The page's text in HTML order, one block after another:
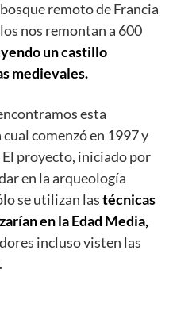
remoto de Francia
nos remontan a 600
un castillo
medievales.
esta
comenzó en 1997 y
proyecto, iniciado por
en la arqueología
se utilizan lastécnicas
en la Edad Media,
incluso visten las